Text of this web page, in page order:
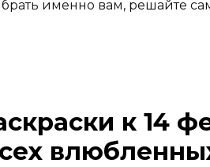
именно вам, решайте
к 14